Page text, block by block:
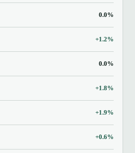
0.0%
+1.2%
0.0%
+1.8%
+1.9%
+0.6%